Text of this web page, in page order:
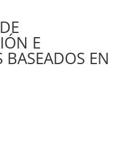
E
EN